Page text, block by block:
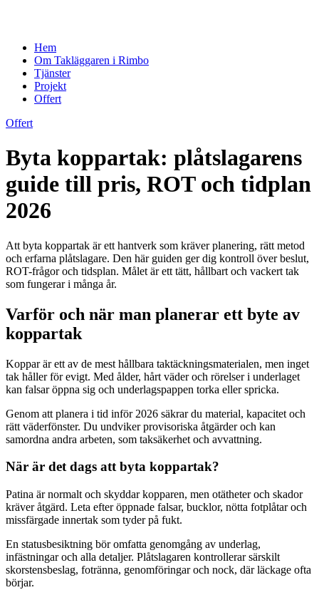
Hem
Om Takläggaren i Rimbo
Tjänster
Projekt
Offert
Offert
Byta koppartak: plåtslagarens
guide till pris, ROT och tidplan
2026
Att byta koppartak är ett hantverk som kräver planering, rätt metod
och erfarna plåtslagare. Den här guiden ger dig kontroll över beslut,
ROT-frågor och tidsplan. Målet är ett tätt, hållbart och vackert tak
som fungerar i många år.
Varför och när man planerar ett byte av
koppartak
Koppar är ett av de mest hållbara taktäckningsmaterialen, men inget
tak håller för evigt. Med ålder, hårt väder och rörelser i underlaget
kan falsar öppna sig och underlagspappen torka eller spricka.
Genom att planera i tid inför 2026 säkrar du material, kapacitet och
rätt väderfönster. Du undviker provisoriska åtgärder och kan
samordna andra arbeten, som taksäkerhet och avvattning.
När är det dags att byta koppartak?
Patina är normalt och skyddar kopparen, men otätheter och skador
kräver åtgärd. Leta efter öppnade falsar, bucklor, nötta fotplåtar och
missfärgade innertak som tyder på fukt.
En statusbesiktning bör omfatta genomgång av underlag,
infästningar och alla detaljer. Plåtslagaren kontrollerar särskilt
skorstensbeslag, fotränna, genomföringar och nock, där läckage ofta
börjar.